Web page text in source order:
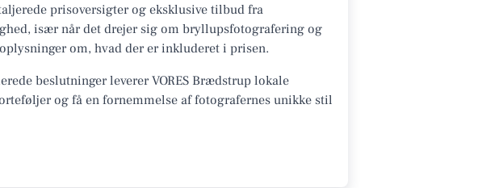
prisoversigter og eksklusive tilbud fra
især når det drejer sig om bryllupsfotografering og
om, hvad der er inkluderet i prisen.
beslutninger leverer VORES Brædstrup lokale
og få en fornemmelse af fotografernes unikke stil